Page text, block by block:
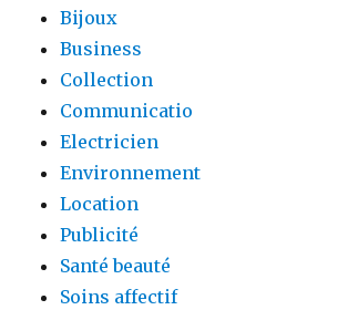
Bijoux
Business
Collection
Communicatio
Electricien
Environnement
Location
Publicité
Santé beauté
Soins affectif